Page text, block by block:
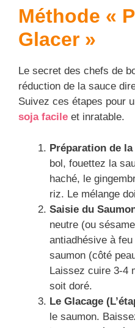
Méthode «
Glacer »
Le secret des chefs de
réduction de la sauce
Suivez ces étapes pour
soja facile et inratable.
Préparation de la
bol, fouettez la
haché, le
riz. Le mélange
Saisie du
neutre (ou
antiadhésive à
saumon (côté
Laissez cuire 3-4
soit doré.
Le Glacage
le saumon.